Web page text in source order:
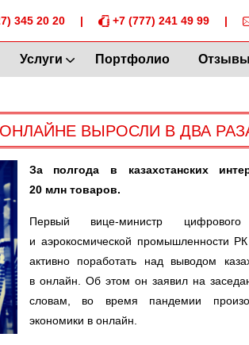
345 20 20 | +7 (777) 241 49 99 |
Услуги Портфолио Отзывы
ВЫРОСЛИ В ДВА
За полгода в казахстанских
20 млн товаров.
Первый вице-министр
и аэрокосмической промышленности
активно поработать над выводом
в онлайн. Об этом он заявил на
словам, во время пандемии
экономики в онлайн.